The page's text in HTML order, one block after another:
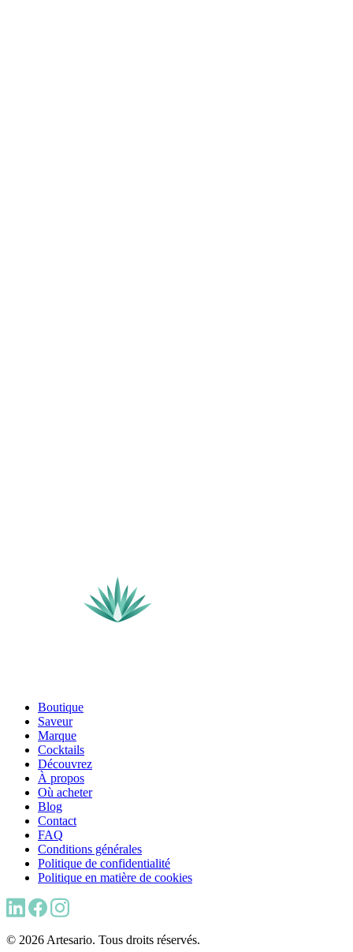
Boutique
Saveur
Marque
Cocktails
Découvrez
À propos
Où acheter
Blog
Contact
FAQ
Conditions générales
Politique de confidentialité
Politique en matière de cookies
© 2026 Artesario. Tous droits réservés.